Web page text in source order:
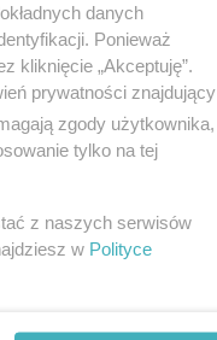
danych
Ponieważ
kliknięcie „Akceptuję”.
prywatności znajdujący
zgody użytkownika,
tylko na tej
z naszych serwisów
w Polityce